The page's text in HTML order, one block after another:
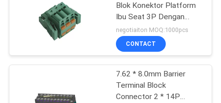
SITEMAP
PRIVACY
POLICY
Blok Konektor Platform
Ibu Seat 3P Dengan
Shrapnel Pada Kedua Sisi
negotiaiton MOQ:1000pcs
CONTACT
7.62 * 8.0mm Barrier
Terminal Block
Connector 2 * 14P